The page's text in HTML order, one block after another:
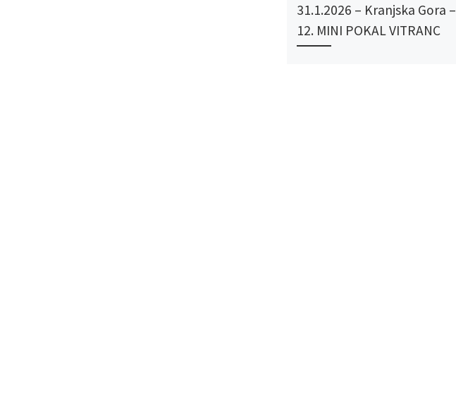
31.1.2026 – Kranjska Gora –
12. MINI POKAL VITRANC